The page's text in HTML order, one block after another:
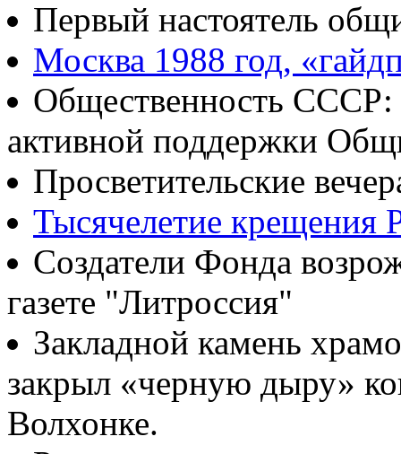
Первый настоятель
Москва 1988 год,
Общественность СССР:
активной поддержки
Просветительские
Тысячелетие крещения
Создатели Фонда
газете "Литроссия"
Закладной камень
закрыл «черную дыру»
Волхонке.